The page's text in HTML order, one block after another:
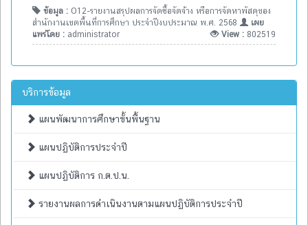
ข้อมูล : O12-รายงานสรุปผลการจัดซื้อจัดจ้าง หรือการจัดหาพัสดุของ
สำนักงานเขตพื้นที่การศึกษา ประจำปีงบประมาณ พ.ศ. 2568
เผย
แพร่โดย : administrator View : 802519
บริการข้อมูล
แผนพัฒนาการศึกษาขั้นพื้นฐาน
แผนปฏิบัติการประจำปี
แผนปฏิบัติการ ก.ต.ป.น.
รายงานผลการดำเนินงานตามแผนปฏิบัติการประจำปี